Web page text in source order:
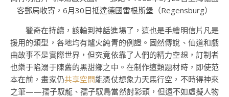
客郵局收寄，6月30日抵達德國雷根斯堡（Regensburg）
獵奇在持續，該輪到神話進場了，這也是手繪明信片凡是
援用的類型，各地均有爐火純青的例證。固然傳說、仙道和戲
曲故事不是實際世界，但究竟依靠了人們的精力空想，訂制者
也樂于陷溺于陳舊的黑甜鄉之中。在制作這類題材時，即使范
本在前，畫家仍共享空間能憑仗想象力天馬行空，不時得神來
之筆——孺子馭龍、孺子馭鳥當然討彩頭，但遠不如虛擬人物